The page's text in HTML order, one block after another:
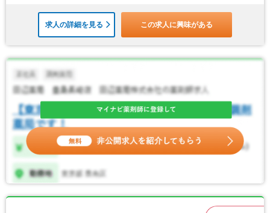
求人の詳細を見る この求人に興味がある